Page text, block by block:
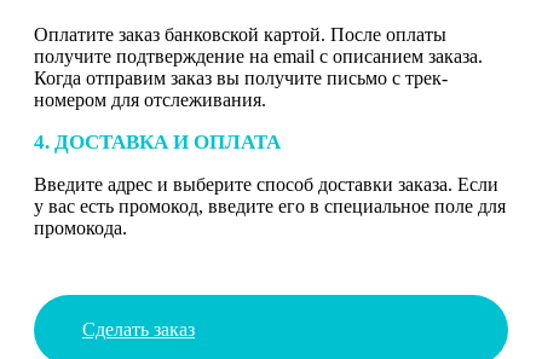
Оплатите заказ банковской картой. После оплаты
получите подтверждение на email с описанием заказа.
Когда отправим заказ вы получите письмо с трек-
номером для отслеживания.
4. ДОСТАВКА И ОПЛАТА
Введите адрес и выберите способ доставки заказа. Если
у вас есть промокод, введите его в специальное поле для
промокода.
Сделать заказ